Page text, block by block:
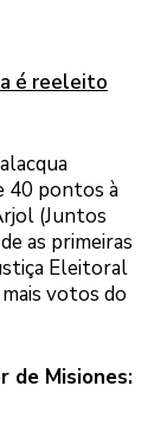
é reeleito
40 pontos à
(Juntos
as primeiras
Eleitoral
votos do
de Misiones: